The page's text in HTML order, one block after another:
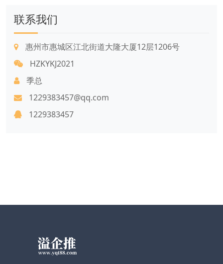
联系我们
惠州市惠城区江北街道大隆大厦12层1206号
HZKYKJ2021
季总
1229383457@qq.com
1229383457